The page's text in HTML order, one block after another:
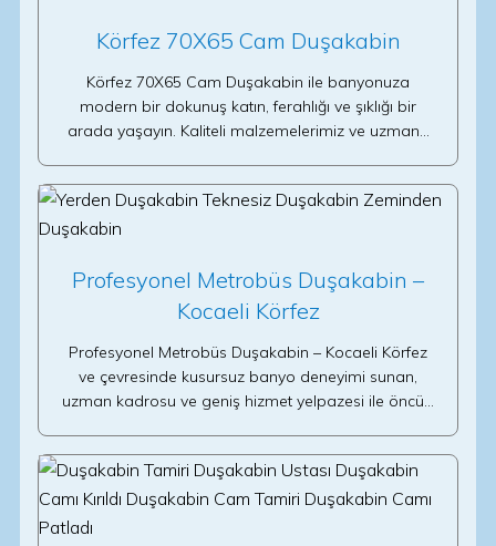
Körfez 70X65 Cam Duşakabin
Körfez 70X65 Cam Duşakabin ile banyonuza
modern bir dokunuş katın, ferahlığı ve şıklığı bir
arada yaşayın. Kaliteli malzemelerimiz ve uzman…
Profesyonel Metrobüs Duşakabin –
Kocaeli Körfez
Profesyonel Metrobüs Duşakabin – Kocaeli Körfez
ve çevresinde kusursuz banyo deneyimi sunan,
uzman kadrosu ve geniş hizmet yelpazesi ile öncü…